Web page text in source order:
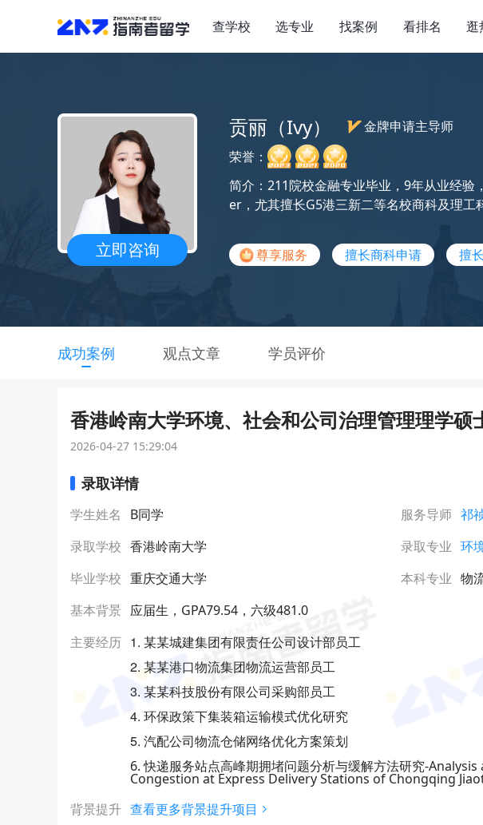
查学校 选专业 找案例 看排名 逛
立即咨询
贡丽（Ivy）
金牌申请主导师
荣誉：
简介：211院校金融专业毕业，9年从业经验
er，尤其擅长G5港三新二等名校商科及理工
尊享服务 擅长商科申请 擅
成功案例 观点文章 学员评价
香港岭南大学环境、社会和公司治理管理理学
2026-04-27 15:29:04
录取详情
学生姓名 B同学 服务导师 祁
录取学校 香港岭南大学 录取专业 环
毕业学校 重庆交通大学 本科专业 物
基本背景 应届生，GPA79.54，六级481.0
主要经历 1. 某某城建集团有限责任公司设计部员工
2. 某某港口物流集团物流运营部员工
3. 某某科技股份有限公司采购部员工
4. 环保政策下集装箱运输模式优化研究
5. 汽配公司物流仓储网络优化方案策划
6. 快递服务站点高峰期拥堵问题分析与缓解方法研究-
Congestion at Express Delivery Stations of Chongqing
背景提升 查看更多背景提升项目